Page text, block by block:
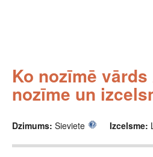
Ko nozīmē
nozīme un
Dzimums: Sieviete Izcelsme: